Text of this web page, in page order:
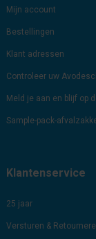
Mijn account
Bestellingen
Klant adressen
Controleer uw
Meld je aan en blijf op
Sample-pack-
Klantenservice
25 jaar
Versturen &